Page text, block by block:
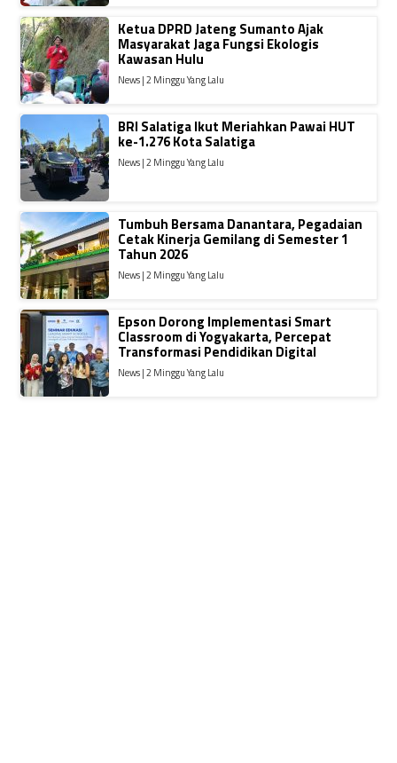
Ketua DPRD Jateng Sumanto Ajak
Masyarakat Jaga Fungsi Ekologis
Kawasan Hulu
News | 2 Minggu Yang Lalu
BRI Salatiga Ikut Meriahkan Pawai HUT
ke-1.276 Kota Salatiga
News | 2 Minggu Yang Lalu
Tumbuh Bersama Danantara, Pegadaian
Cetak Kinerja Gemilang di Semester 1
Tahun 2026
News | 2 Minggu Yang Lalu
Epson Dorong Implementasi Smart
Classroom di Yogyakarta, Percepat
Transformasi Pendidikan Digital
News | 2 Minggu Yang Lalu